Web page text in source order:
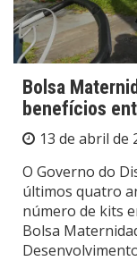
Bolsa
benefícios
13 de abril de
O Governo do
últimos quatro
número de kits
Bolsa